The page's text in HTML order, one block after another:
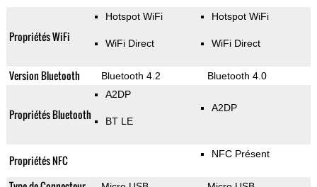
Propriétés WiFi
Hotspot WiFi
WiFi Direct
Hotspot WiFi
WiFi Direct
Version Bluetooth Bluetooth 4.2 Bluetooth 4.0
Propriétés Bluetooth
A2DP
BT LE
A2DP
Propriétés NFC NFC Présent